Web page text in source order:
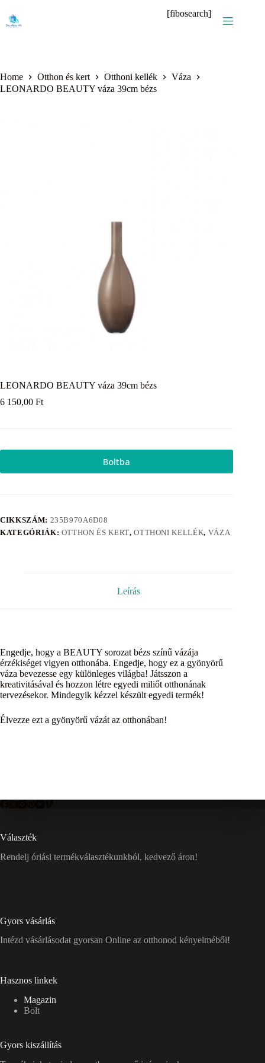
content
[fibosearch]
Home Otthon és kert Otthoni kellék
Váza
LEONARDO BEAUTY váza 39cm bézs
LEONARDO BEAUTY váza 39cm bézs
6 150,00 Ft
Boltba
CIKKSZÁM: 235B970A6D08
KATEGÓRIÁK: OTTHON ÉS KERT,OTTHONI KELLÉK, VÁZA
Leírás
Engedje, hogy a BEAUTY sorozat bézs színű vázája
érzékiséget vigyen otthonába. Engedje, hogy ez a gyönyörű
váza bevezesse egy különleges világba! Játsszon a
kreativitásával és hozzon létre egyedi miliőt otthonának
tervezésekor. Mindegyik kézzel készült egyedi termék!
Élvezze ezt a gyönyörű vázát az otthonában!
Választék
Rendelj óriási termékválasztékunkból, kedvező áron!
Gyors vásárlás
Intézd vásárlásodat gyorsan Online az otthonod kényelméből!
Hasznos linkek
Magazin
Bolt
Gyors kiszállítás